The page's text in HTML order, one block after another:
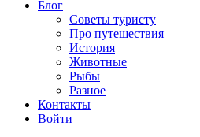
Блог
Советы туристу
Про путешествия
История
Животные
Рыбы
Разное
Контакты
Войти